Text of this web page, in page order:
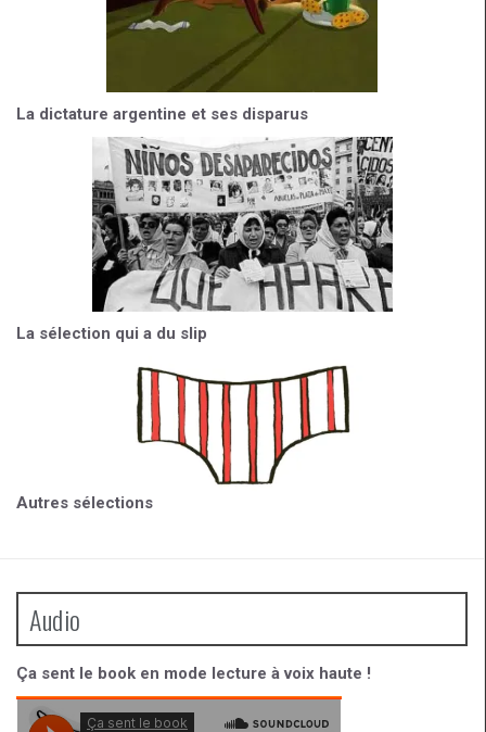
La dictature argentine et ses disparus
La sélection qui a du slip
Autres sélections
Audio
Ça sent le book en mode lecture à voix haute !